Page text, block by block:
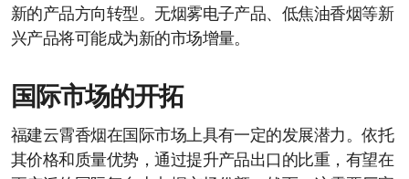
新的产品方向转型。无烟雾电子产品、低焦油香烟等新
兴产品将可能成为新的市场增量。
国际市场的开拓
福建云霄香烟在国际市场上具有一定的发展潜力。依托
其价格和质量优势，通过提升产品出口的比重，有望在